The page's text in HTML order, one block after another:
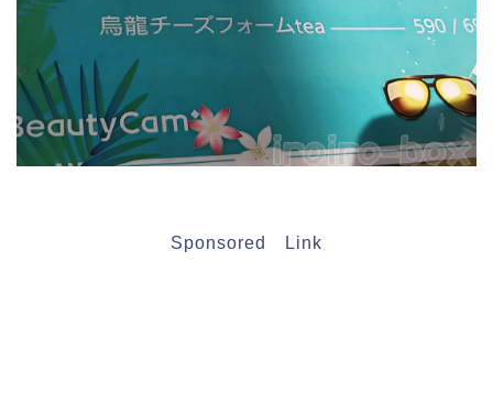
Sponsored Link